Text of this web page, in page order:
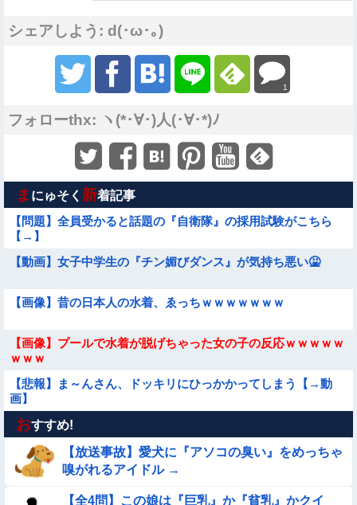
シェアしよう: d(･ω･｡)
1
フォローthx: ヽ(*･∀･)人(･∀･*)ﾉ
ま にゅそく 新着記事
【問題】全員受かると話題の『自衛隊』の採用試験がこちら
【→】
【動画】女子中学生の『チン媚びダンス』が気持ち悪い🤮
【画像】昔の日本人の水着、ゑっちｗｗｗｗｗｗｗ
【画像】プールで水着が脱げちゃった女の子の反応ｗｗｗｗｗ
ｗｗｗ
【悲報】ま～んさん、ドッキリにひっかかってしまう【→動
画】
【画像】アキバに美脚の痴女バニー集団襲来ｗｗｗｗｗｗｗｗ
ｗｗ
【画像】女幽霊さん、セクシー女優デビュー！！！
おすすめ!
【放送事故】愛犬に『アソコの臭い』をめっちゃ
嗅がれるアイドル →
【全4問】この娘は『巨乳』か『貧乳』かクイ